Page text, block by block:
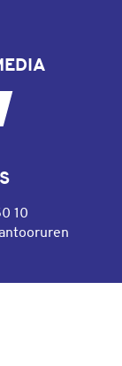
pagina
onze
naar ons
10